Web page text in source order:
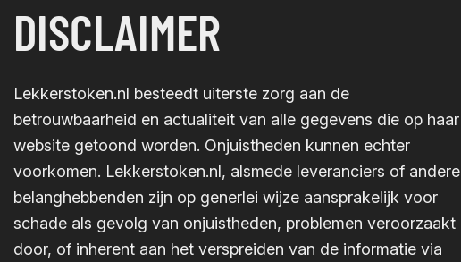
DISCLAIMER
Lekkerstoken.nl besteedt uiterste zorg aan de
betrouwbaarheid en actualiteit van alle gegevens die op haar
website getoond worden. Onjuistheden kunnen echter
voorkomen. Lekkerstoken.nl, alsmede leveranciers of andere
belanghebbenden zijn op generlei wijze aansprakelijk voor
schade als gevolg van onjuistheden, problemen veroorzaakt
door, of inherent aan het verspreiden van de informatie via